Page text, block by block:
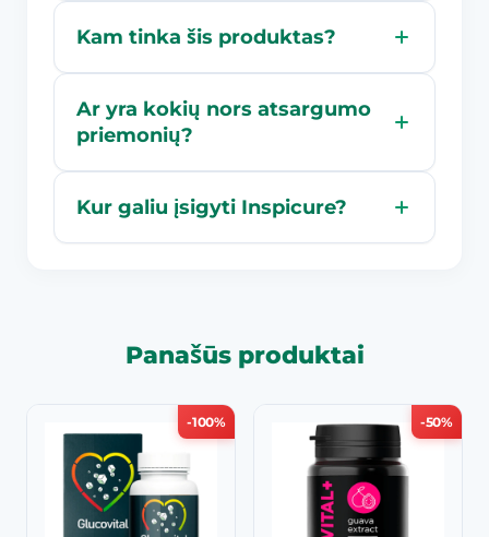
Kam tinka šis produktas?
Ar yra kokių nors atsargumo
priemonių?
Kur galiu įsigyti Inspicure?
Panašūs produktai
-100% -50%